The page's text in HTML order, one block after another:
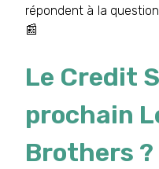
répondent à la
📰
Le Credit
prochain
Brothers ?